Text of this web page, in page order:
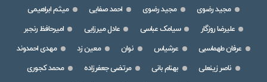
مجید رضوی مجید رضوی احمد صفایی
میثم ابراهیمی
علیرضا روزگار
سیامک عباسی عادل میرزایی
امیرحافظ رنجبر
عرفان طهماسبی
عرشیاس نوان معین زد
مهدی احمدوند
ناصر زینعلی
بهنام بانی مرتضی جعفرزاده
محمد کجوری